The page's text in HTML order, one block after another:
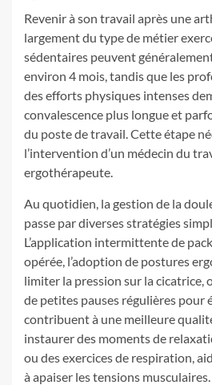
Revenir à son travail après une
largement du type de métier
sédentaires peuvent
environ 4 mois, tandis que les
des efforts physiques intenses
convalescence plus longue et
du poste de travail. Cette étape
l’intervention d’un médecin du
ergothérapeute.
Au quotidien, la gestion de la
passe par diverses stratégies
L’application intermittente de
opérée, l’adoption de postures
limiter la pression sur la cicatrice,
de petites pauses régulières pour
contribuent à une meilleure
instaurer des moments de
ou des exercices de respiration,
à apaiser les tensions musculaires.